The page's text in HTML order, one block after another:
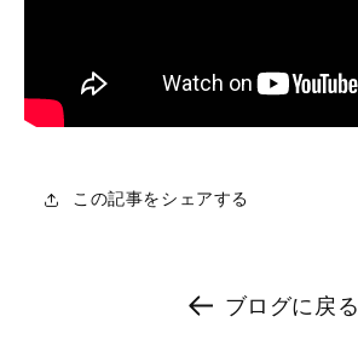
この記事をシェアする
ブログに戻る